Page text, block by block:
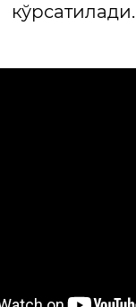
кўрсатилади.